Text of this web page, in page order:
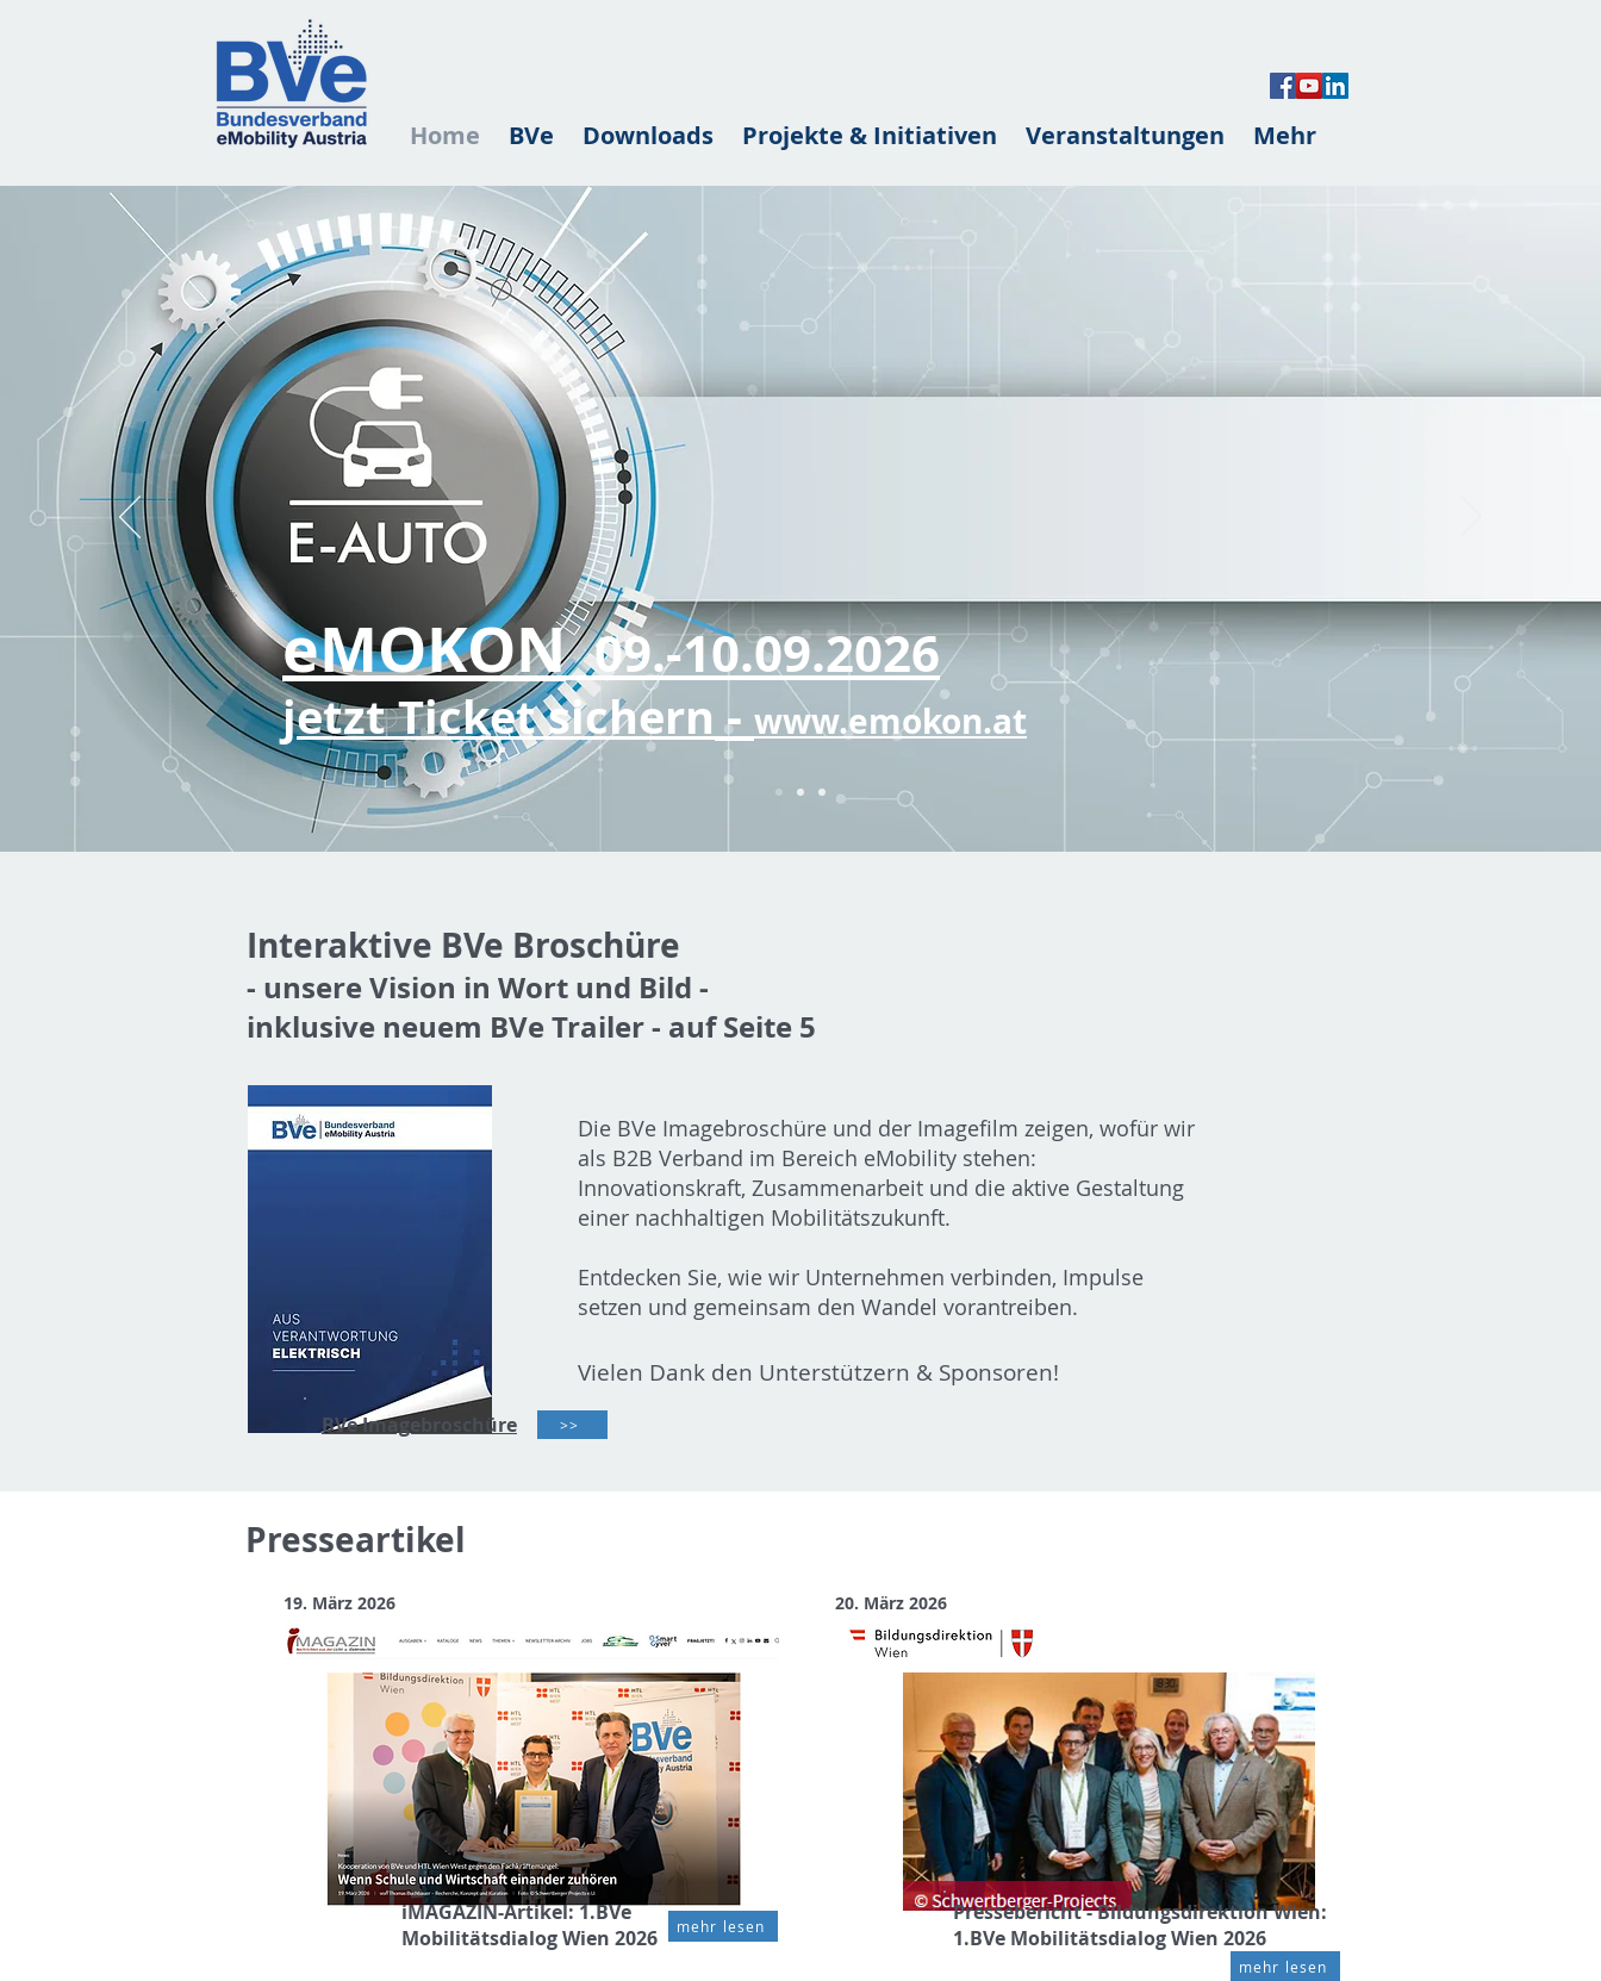
Home BVe Downloads Projekte & Initiativen Veranstaltungen Mehr
eMOKON 09.-10.09.2026
jetzt Ticket sichern - www.emokon.at
Interaktive BVe Broschüre
- unsere Vision in Wort und Bild -
inklusive neuem BVe Trailer- auf Seite 5
Vielen Dank den Unterstützern & Sponsoren!
Die BVe Imagebroschüre und der Imagefilm zeigen, wofür wir
als B2B Verband im Bereich eMobility stehen:
Innovationskraft, Zusammenarbeit und die aktive Gestaltung
einer nachhaltigen Mobilitätszukunft.
Entdecken Sie, wie wir Unternehmen verbinden, Impulse
setzen und gemeinsam den Wandel vorantreiben.
BVe Imagebroschüre >>
Presseartikel
19. März 2026
iMAGAZIN-Artikel: 1.BVe
Mobilitätsdialog Wien 2026
mehr lesen
20. März 2026
Pressebericht - Bildungsdirektion Wien:
1.BVe Mobilitätsdialog Wien 2026
mehr lesen